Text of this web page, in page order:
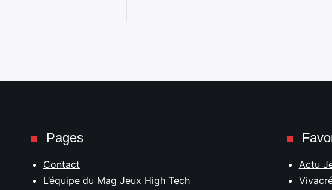
Pages
Contact
L’équipe du Mag Jeux High Tech
Actu